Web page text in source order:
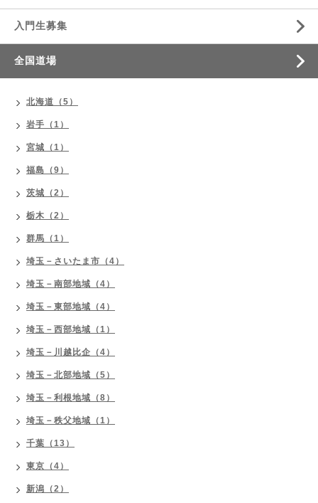
入門生募集
全国道場
北海道（5）
岩手（1）
宮城（1）
福島（9）
茨城（2）
栃木（2）
群馬（1）
埼玉－さいたま市（4）
埼玉－南部地域（4）
埼玉－東部地域（4）
埼玉－西部地域（1）
埼玉－川越比企（4）
埼玉－北部地域（5）
埼玉－利根地域（8）
埼玉－秩父地域（1）
千葉（13）
東京（4）
新潟（2）